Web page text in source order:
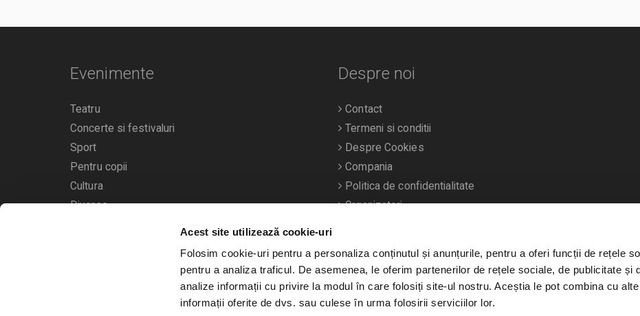
Acest site utilizează cookie-uri
Folosim cookie-uri pentru a personaliza conținutul și anunțurile, pentru a oferi funcții de rețele
pentru a analiza traficul. De asemenea, le oferim partenerilor de rețele sociale, de publicitate și
analize informații cu privire la modul în care folosiți site-ul nostru. Aceștia le pot combina cu alte
informații oferite de dvs. sau culese în urma folosirii serviciilor lor.
Evenimente
Teatru
Concerte si festivaluri
Sport
Pentru copii
Cultura
Diverse
Calendarul evenimentelor
Despre noi
Contact
Termeni si conditii
Despre Cookies
Compania
Politica de confidentialitate
Organizatori